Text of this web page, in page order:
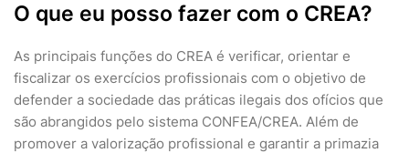
O que eu posso fazer com o CREA?
As principais funções do CREA é verificar, orientar e
fiscalizar os exercícios profissionais com o objetivo de
defender a sociedade das práticas ilegais dos ofícios que
são abrangidos pelo sistema CONFEA/CREA. Além de
promover a valorização profissional e garantir a primazia